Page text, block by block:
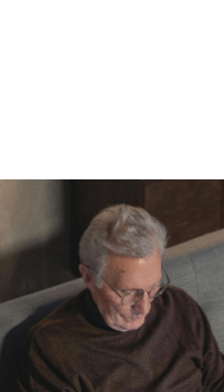
de warmte in je
Deze methode
om
de noodzaak voor